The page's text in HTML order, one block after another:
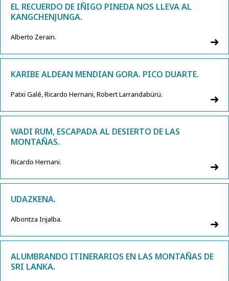
EL RECUERDO DE IÑIGO PINEDA NOS LLEVA AL
KANGCHENJUNGA.
Alberto Zerain.
KARIBE ALDEAN MENDIAN GORA. PICO DUARTE.
Patxi Galé, Ricardo Hernani, Robert Larrandabürü.
WADI RUM, ESCAPADA AL DESIERTO DE LAS
MONTAÑAS.
Ricardo Hernani.
UDAZKENA.
Albontza Irijalba.
ALUMBRANDO ITINERARIOS EN LAS MONTAÑAS DE
SRI LANKA.